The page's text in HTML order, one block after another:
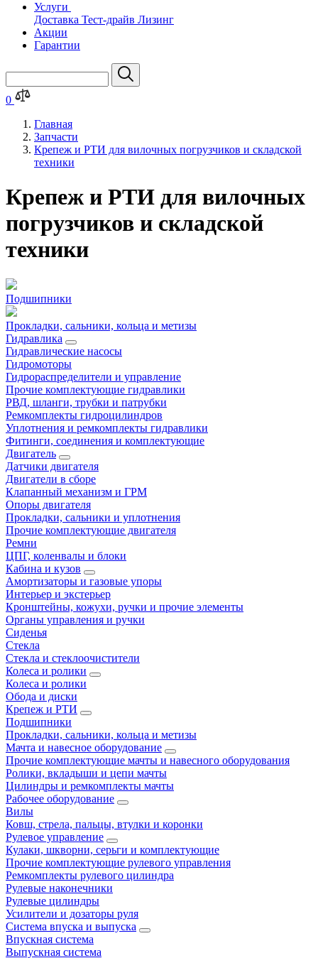
Услуги
Доставка Тест-драйв Лизинг
Акции
Гарантии
0
Главная
Запчасти
Крепеж и РТИ для вилочных погрузчиков и складской
техники
Крепеж и РТИ для вилочных
погрузчиков и складской
техники
Подшипники
Прокладки, сальники, кольца и метизы
Гидравлика
Гидравлические насосы
Гидромоторы
Гидрораспределители и управление
Прочие комплектующие гидравлики
РВД, шланги, трубки и патрубки
Ремкомплекты гидроцилиндров
Уплотнения и ремкомплекты гидравлики
Фитинги, соединения и комплектующие
Двигатель
Датчики двигателя
Двигатели в сборе
Клапанный механизм и ГРМ
Опоры двигателя
Прокладки, сальники и уплотнения
Прочие комплектующие двигателя
Ремни
ЦПГ, коленвалы и блоки
Кабина и кузов
Амортизаторы и газовые упоры
Интерьер и экстерьер
Кронштейны, кожухи, ручки и прочие элементы
Органы управления и ручки
Сиденья
Стекла
Стекла и стеклоочистители
Колеса и ролики
Колеса и ролики
Обода и диски
Крепеж и РТИ
Подшипники
Прокладки, сальники, кольца и метизы
Мачта и навесное оборудование
Прочие комплектующие мачты и навесного оборудования
Ролики, вкладыши и цепи мачты
Цилиндры и ремкомплекты мачты
Рабочее оборудование
Вилы
Ковш, стрела, пальцы, втулки и коронки
Рулевое управление
Кулаки, шкворни, серьги и комплектующие
Прочие комплектующие рулевого управления
Ремкомплекты рулевого цилиндра
Рулевые наконечники
Рулевые цилиндры
Усилители и дозаторы руля
Система впуска и выпуска
Впускная система
Выпускная система